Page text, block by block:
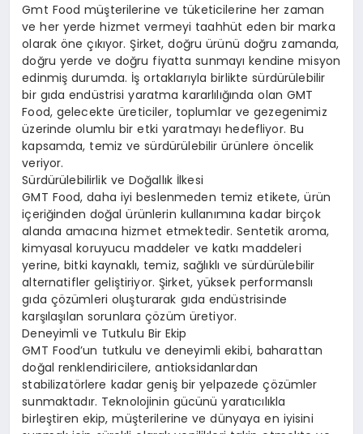
Gmt Food müşterilerine ve tüketicilerine her zaman
ve her yerde hizmet vermeyi taahhüt eden bir marka
olarak öne çıkıyor. Şirket, doğru ürünü doğru zamanda,
doğru yerde ve doğru fiyatta sunmayı kendine misyon
edinmiş durumda. İş ortaklarıyla birlikte sürdürülebilir
bir gıda endüstrisi yaratma kararlılığında olan GMT
Food, gelecekte üreticiler, toplumlar ve gezegenimiz
üzerinde olumlu bir etki yaratmayı hedefliyor. Bu
kapsamda, temiz ve sürdürülebilir ürünlere öncelik
veriyor.
Sürdürülebilirlik ve Doğallık İlkesi
GMT Food, daha iyi beslenmeden temiz etikete, ürün
içeriğinden doğal ürünlerin kullanımına kadar birçok
alanda amacına hizmet etmektedir. Sentetik aroma,
kimyasal koruyucu maddeler ve katkı maddeleri
yerine, bitki kaynaklı, temiz, sağlıklı ve sürdürülebilir
alternatifler geliştiriyor. Şirket, yüksek performanslı
gıda çözümleri oluşturarak gıda endüstrisinde
karşılaşılan sorunlara çözüm üretiyor.
Deneyimli ve Tutkulu Bir Ekip
GMT Food’un tutkulu ve deneyimli ekibi, baharattan
doğal renklendiricilere, antioksidanlardan
stabilizatörlere kadar geniş bir yelpazede çözümler
sunmaktadır. Teknolojinin gücünü yaratıcılıkla
birleştiren ekip, müşterilerine ve dünyaya en iyisini